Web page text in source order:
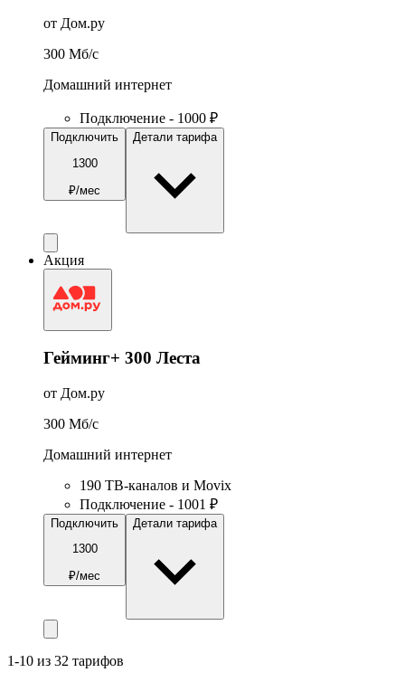
от Дом.ру
300 Мб/c
Домашний интернет
Подключение - 1000 ₽
Подключить
1300
₽/мес
Детали тарифа
Акция
Гейминг+ 300 Леста
от Дом.ру
300 Мб/c
Домашний интернет
190 ТВ-каналов и Movix
Подключение - 1001 ₽
Подключить
1300
₽/мес
Детали тарифа
1-10 из 32 тарифов